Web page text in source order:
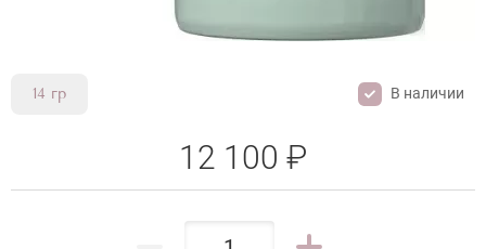
14 гр В наличии
12 100 ₽